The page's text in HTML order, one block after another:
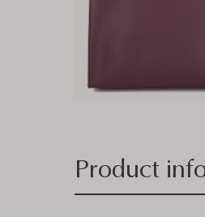
Product